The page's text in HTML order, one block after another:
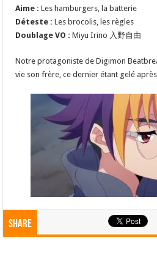
Aime : Les hamburgers, la batterie
Déteste : Les brocolis, les règles
Doublage VO : Miyu Irino 入野自由
Notre protagoniste de Digimon
vie son frère, ce dernier étant gelé
Share